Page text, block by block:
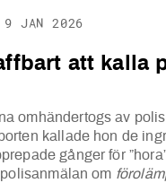
9 JAN 2026
att kalla
omhändertogs av
kallade hon de
gånger för
om